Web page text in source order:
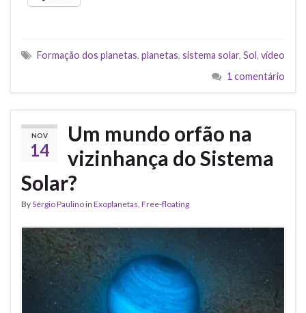
Formação dos planetas, planetas, sistema solar, Sol, vídeo
1 comentário
NOV
14
Um mundo orfão na
vizinhança do Sistema
Solar?
BySérgio Paulinoin Exoplanetas Free-floating